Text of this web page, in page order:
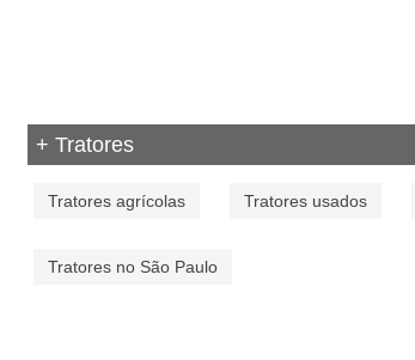
+ Tratores
Tratores agrícolas Tratores usados
Tratores no São Paulo